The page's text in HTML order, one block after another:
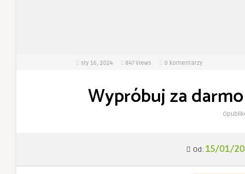
sty 16, 2024 847 Views 0 komentarzy
Wypróbuj za
Od: 15/01/